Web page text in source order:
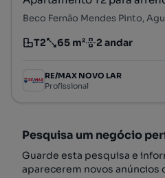
Tipologia
T2
Preço por metro quadrado
65 m²
Andar 2 andar
RE/MAX NOVO LAR
Profissional
Pesquisa um negócio
Guarde esta pesquisa e
aparecerem novos anúncios